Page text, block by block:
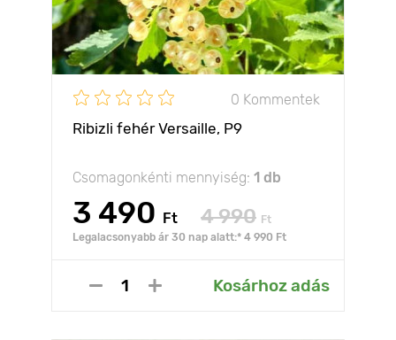
0 Kommentek
Ribizli fehér Versaille, Р9
Csomagonkénti mennyiség: 1 db
3 490 Ft 4 990 Ft
Legalacsonyabb ár 30 nap alatt:* 4 990 Ft
Kosárhoz adás